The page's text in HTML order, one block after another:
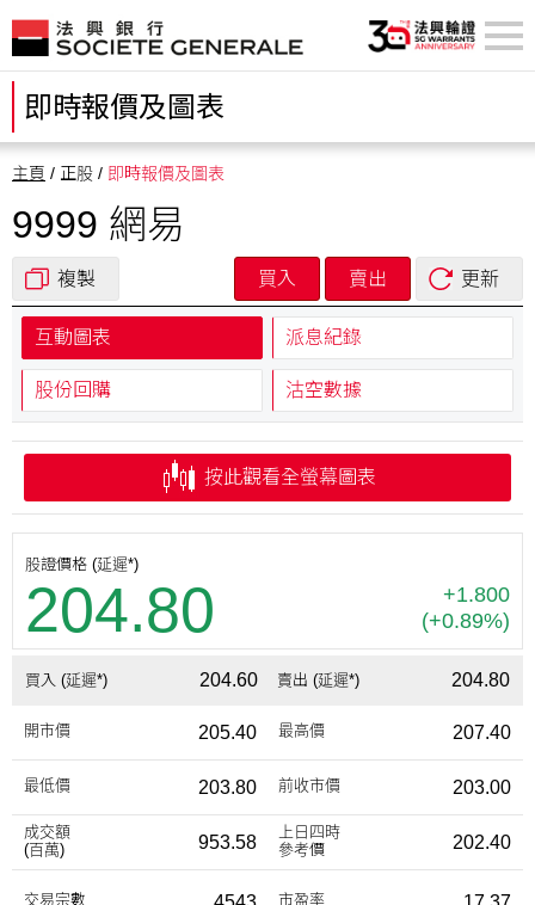
即時報價及圖表
主頁 / 正股 / 即時報價及圖表
9999 網易
複製 買入 賣出 更新
互動圖表 派息紀錄
股份回購 沽空數據
按此觀看全螢幕圖表
股證價格 (延遲*)
204.80
+1.800
(+0.89%)
買入 (延遲*) 204.60 賣出 (延遲*) 204.80
開市價 205.40 最高價 207.40
最低價 203.80 前收市價 203.00
成交額
(百萬)
953.58
上日四時
參考價
202.40
交易宗數 市盈率